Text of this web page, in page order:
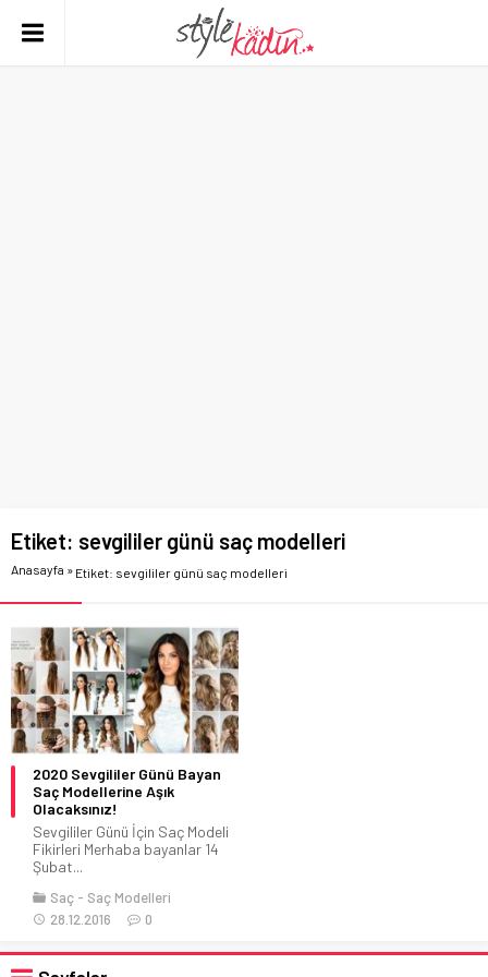
Etiket: sevgililer günü saç modelleri
Anasayfa » Etiket: sevgililer günü saç modelleri
2020 Sevgililer Günü Bayan
Saç Modellerine Aşık
Olacaksınız!
Sevgililer Günü İçin Saç Modeli
Fikirleri Merhaba bayanlar 14
Şubat...
Saç
Saç Modelleri
28.12.2016
0